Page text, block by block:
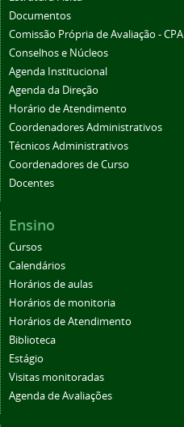
Documentos
Comissão Própria de Avaliação - CPA
Conselhos e Núcleos
Agenda Institucional
Agenda da Direção
Horário de Atendimento
Coordenadores Administrativos
Técnicos Administrativos
Coordenadores de Curso
Docentes
Ensino
Cursos
Calendários
Horários de aulas
Horários de monitoria
Horários de Atendimento
Biblioteca
Estágio
Visitas monitoradas
Agenda de Avaliações